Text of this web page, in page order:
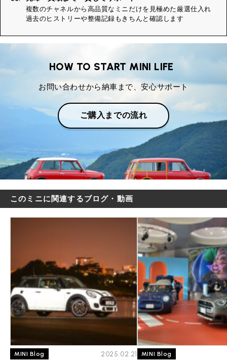
複数のチャネルから高品質なミニだけを見極めた厳選仕入れ
過去のヒストリーや整備記録もきちんと確認します
HOW TO START MINI LIFE
お問い合わせから納車まで、安心サポート
ご購入までの流れ
このミニに関連するブログ・動画
MINI Blog 2025.02.21 MINI Blog